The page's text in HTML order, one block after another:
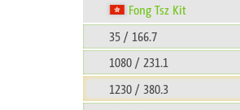
Fong Tsz Kit
35 / 166.7
1080 / 231.1
1230 / 380.3